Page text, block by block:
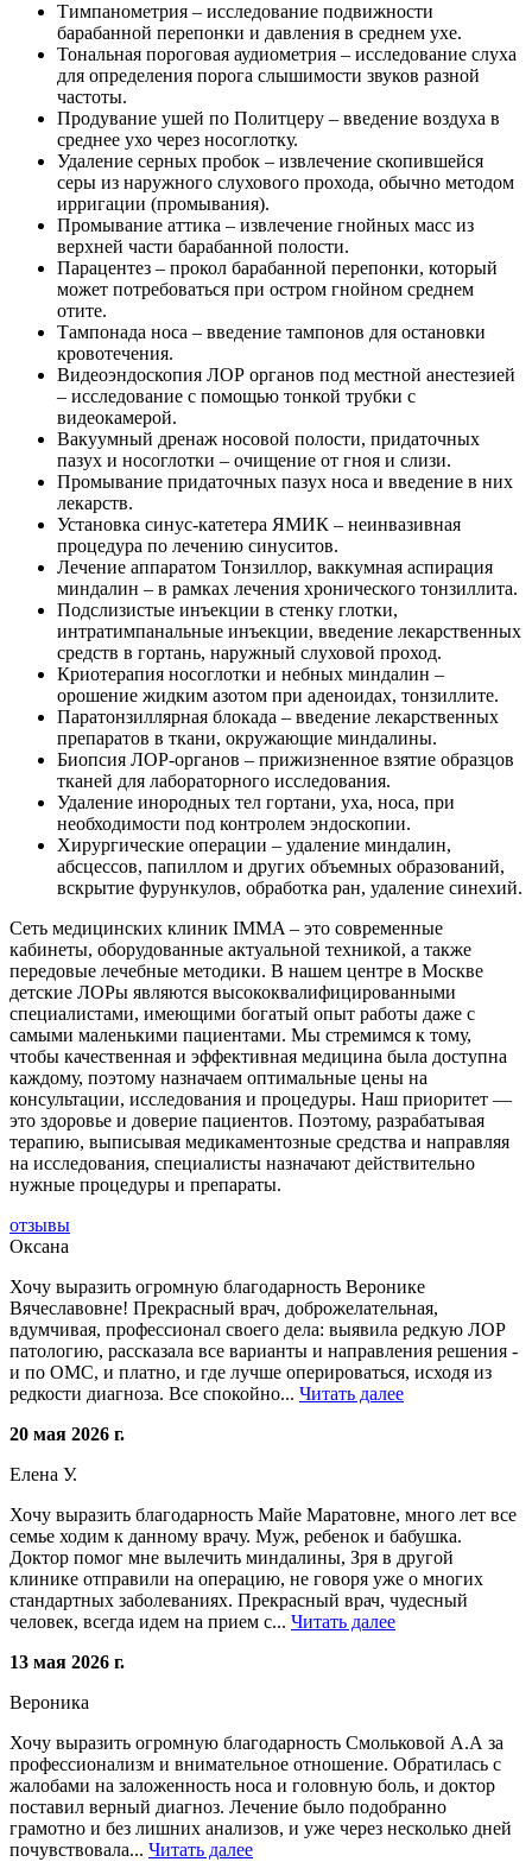
Тимпанометрия – исследование подвижности
барабанной перепонки и давления в среднем ухе.
Тональная пороговая аудиометрия – исследование слуха
для определения порога слышимости звуков разной
частоты.
Продувание ушей по Политцеру – введение воздуха в
среднее ухо через носоглотку.
Удаление серных пробок – извлечение скопившейся
серы из наружного слухового прохода, обычно методом
ирригации (промывания).
Промывание аттика – извлечение гнойных масс из
верхней части барабанной полости.
Парацентез – прокол барабанной перепонки, который
может потребоваться при остром гнойном среднем
отите.
Тампонада носа – введение тампонов для остановки
кровотечения.
Видеоэндоскопия ЛОР органов под местной анестезией
– исследование с помощью тонкой трубки с
видеокамерой.
Вакуумный дренаж носовой полости, придаточных
пазух и носоглотки – очищение от гноя и слизи.
Промывание придаточных пазух носа и введение в них
лекарств.
Установка синус-катетера ЯМИК – неинвазивная
процедура по лечению синуситов.
Лечение аппаратом Тонзиллор, ваккумная аспирация
миндалин – в рамках лечения хронического тонзиллита.
Подслизистые инъекции в стенку глотки,
интратимпанальные инъекции, введение лекарственных
средств в гортань, наружный слуховой проход.
Криотерапия носоглотки и небных миндалин –
орошение жидким азотом при аденоидах, тонзиллите.
Паратонзиллярная блокада – введение лекарственных
препаратов в ткани, окружающие миндалины.
Биопсия ЛОР-органов – прижизненное взятие образцов
тканей для лабораторного исследования.
Удаление инородных тел гортани, уха, носа, при
необходимости под контролем эндоскопии.
Хирургические операции – удаление миндалин,
абсцессов, папиллом и других объемных образований,
вскрытие фурункулов, обработка ран, удаление синехий.
Сеть медицинских клиник IMMA – это современные
кабинеты, оборудованные актуальной техникой, а также
передовые лечебные методики. В нашем центре в Москве
детские ЛОРы являются высококвалифицированными
специалистами, имеющими богатый опыт работы даже с
самыми маленькими пациентами. Мы стремимся к тому,
чтобы качественная и эффективная медицина была доступна
каждому, поэтому назначаем оптимальные цены на
консультации, исследования и процедуры. Наш приоритет —
это здоровье и доверие пациентов. Поэтому, разрабатывая
терапию, выписывая медикаментозные средства и направляя
на исследования, специалисты назначают действительно
нужные процедуры и препараты.
отзывы
Оксана
Хочу выразить огромную благодарность Веронике
Вячеславовне! Прекрасный врач, доброжелательная,
вдумчивая, профессионал своего дела: выявила редкую ЛОР
патологию, рассказала все варианты и направления решения -
и по ОМС, и платно, и где лучше оперироваться, исходя из
редкости диагноза. Все спокойно... Читать далее
20 мая 2026 г.
Елена У.
Хочу выразить благодарность Майе Маратовне, много лет все
семье ходим к данному врачу. Муж, ребенок и бабушка.
Доктор помог мне вылечить миндалины, Зря в другой
клинике отправили на операцию, не говоря уже о многих
стандартных заболеваниях. Прекрасный врач, чудесный
человек, всегда идем на прием с... Читать далее
13 мая 2026 г.
Вероника
Хочу выразить огромную благодарность Смольковой А.А за
профессионализм и внимательное отношение. Обратилась с
жалобами на заложенность носа и головную боль, и доктор
поставил верный диагноз. Лечение было подобранно
грамотно и без лишних анализов, и уже через несколько дней
почувствовала... Читать далее